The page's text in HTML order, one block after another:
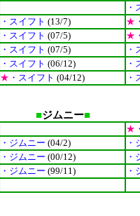
・
・スイフト (13/7) ★
・スイフト (07/5) ★
・スイフト (07/5) ・
・スイフト (06/12) ・
★ ・スイフト (04/12) ・
■ジムニー■
★
・ジムニー (04/2) ・
・ジムニー (00/12) ・
・ジムニー (99/11) ・